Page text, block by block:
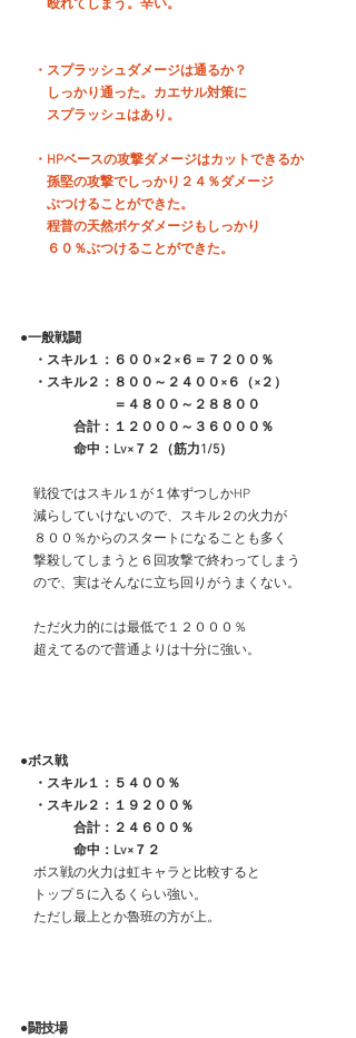
殴れてしまう。辛い。
・スプラッシュダメージは通るか？
しっかり通った。カエサル対策に
スプラッシュはあり。
・HPベースの攻撃ダメージはカットできるか
孫堅の攻撃でしっかり２４％ダメージ
ぶつけることができた。
程普の天然ボケダメージもしっかり
６０％ぶつけることができた。
●一般戦闘
・スキル１：６００×２×６＝７２００％
・スキル２：８００～２４００×６（×２）
＝４８００～２８８００
合計：１２０００～３６０００％
命中：Lv×７２（筋力1/5）
戦役ではスキル１が１体ずつしかHP
減らしていけないので、スキル２の火力が
８００％からのスタートになることも多く
撃殺してしまうと６回攻撃で終わってしまう
ので、実はそんなに立ち回りがうまくない。
ただ火力的には最低で１２０００％
超えてるので普通よりは十分に強い。
●ボス戦
・スキル１：５４００％
・スキル２：１９２００％
合計：２４６００％
命中：Lv×７２
ボス戦の火力は虹キャラと比較すると
トップ５に入るくらい強い。
ただし最上とか魯班の方が上。
●闘技場